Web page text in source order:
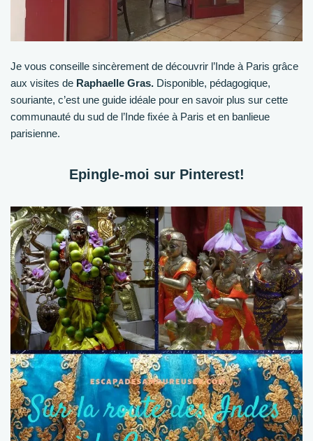
Je vous conseille sincèrement de découvrir l’Inde à Paris grâce
aux visites de Raphaelle Gras. Disponible, pédagogique,
souriante, c’est une guide idéale pour en savoir plus sur cette
communauté du sud de l’Inde fixée à Paris et en banlieue
parisienne.
Epingle-moi sur Pinterest!